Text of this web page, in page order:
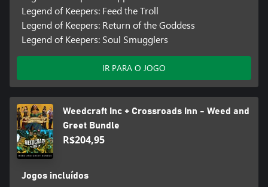
Legend of Keepers: Feed the Troll
Legend of Keepers: Return of the Goddess
Legend of Keepers: Soul Smugglers
IR PARA O JOGO
Weedcraft Inc + Crossroads Inn - Weed and
Greet Bundle
R$204,95
Jogos incluídos